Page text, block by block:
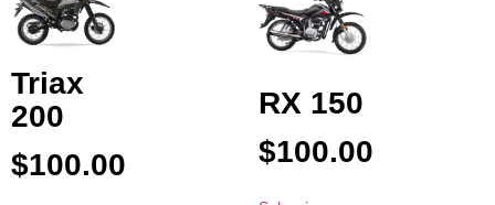
Triax
200
$100.00
RX 150
$100.00